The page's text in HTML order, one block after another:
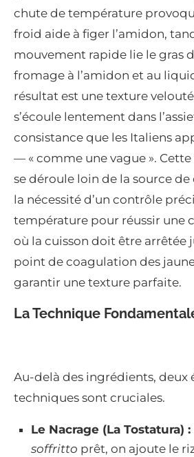
chute de température
froid aide à figer l’amidon,
mouvement rapide lie le gras
fromage à l’amidon et au
résultat est une texture
s’écoule lentement dans
consistance que les Italiens
— « comme une vague ».
se déroule loin de la source
la nécessité d’un contrôle
température pour réussir une
où la cuisson doit être arrêtée
point de coagulation des
garantir une texture parfaite.
La Technique
Au-delà des ingrédients, deux
techniques sont cruciales.
Le Nacrage (La Tostatura) :
soffritto prêt, on ajoute le